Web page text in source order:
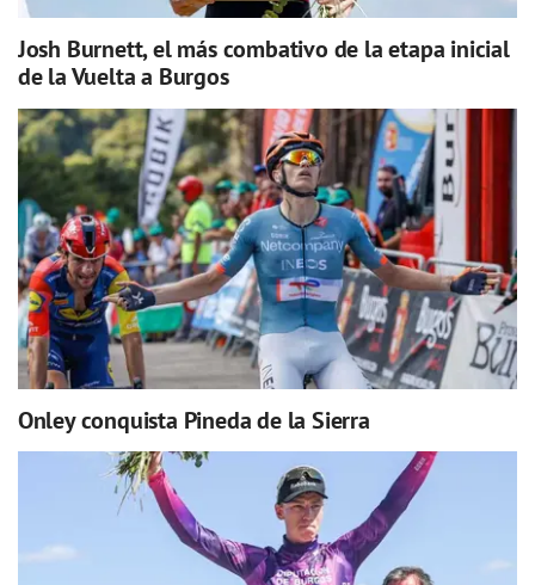
Josh Burnett, el más combativo de la etapa inicial
de la Vuelta a Burgos
Onley conquista Pineda de la Sierra